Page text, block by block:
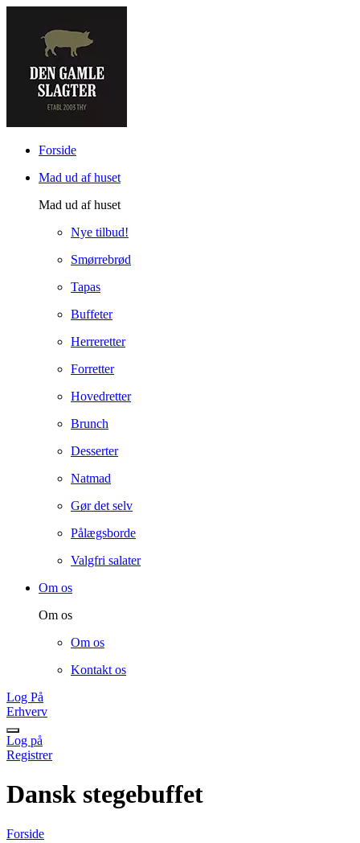
Forside
Mad ud af huset
Mad ud af huset
Nye tilbud!
Smørrebrød
Tapas
Buffeter
Herreretter
Forretter
Hovedretter
Brunch
Desserter
Natmad
Gør det selv
Pålægsborde
Valgfri salater
Om os
Om os
Om os
Kontakt os
Log På
Erhverv
Log på
Registrer
Dansk stegebuffet
Forside